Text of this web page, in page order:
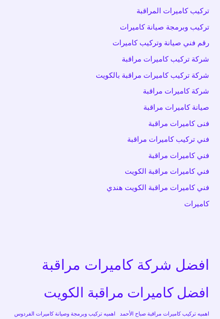
تركيب كاميرات المراقبة
تركيب وبرمجة صيانة كاميرات
رقم فني صيانة وتركيب كاميرات
شركة تركيب كاميرات مراقبة
شركة تركيب كاميرات مراقبة بالكويت
شركة كاميرات مراقبة
صيانة كاميرات مراقبة
فنى كاميرات مراقبة
فني تركيب كاميرات مراقبة
فني كاميرات مراقبة
فني كاميرات مراقبة الكويت
فني كاميرات مراقبة الكويت هندي
كاميرات
افضل شركة كاميرات مراقبة
افضل كاميرات مراقبة الكويت
اهميه تركيب كاميرات مراقبة صباح الأحمد اهميه تركيب وبرمجة وصيانة كاميرات الفردوس